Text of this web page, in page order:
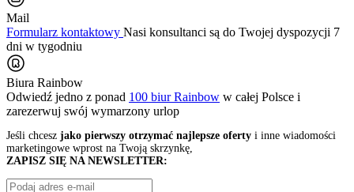
Mail
Formularz kontaktowy Nasi konsultanci są do Twojej dyspozycji 7
dni w tygodniu
Biura Rainbow
Odwiedź jedno z ponad 100 biur Rainbow w całej Polsce i
zarezerwuj swój wymarzony urlop
Jeśli chcesz jako pierwszy otrzymać najlepsze oferty i inne wiadomości
marketingowe wprost na Twoją skrzynkę,
ZAPISZ SIĘ NA NEWSLETTER: